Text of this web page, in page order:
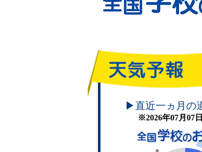
頑張れ！学校のお天気
▶直近一ヵ月の
※2026年07月07